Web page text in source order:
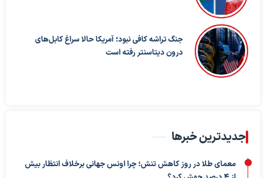
جنگ تراشه کافی نبود؛ آمریکا حالا سراغ کابل‌های
درون دیتاسنتر رفته است
جدیدترین خبرها
معمای طلا در روز کاهش تنش؛ چرا اونس جهانی برخلاف انتظار بیش